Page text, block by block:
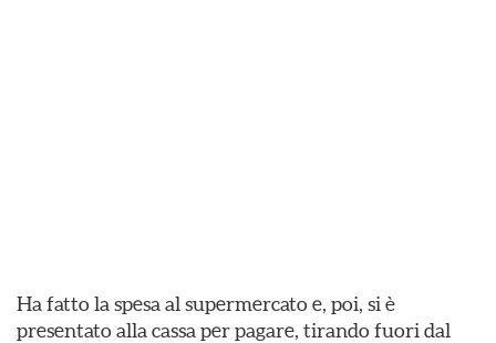
Ha fatto la spesa al supermercato e, poi, si è
presentato alla cassa per pagare, tirando fuori dal